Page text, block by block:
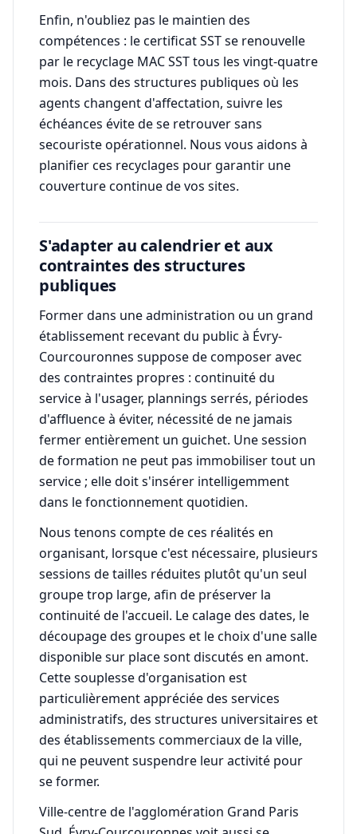
Enfin, n'oubliez pas le maintien des
compétences : le certificat SST se renouvelle
par le recyclage MAC SST tous les vingt-quatre
mois. Dans des structures publiques où les
agents changent d'affectation, suivre les
échéances évite de se retrouver sans
secouriste opérationnel. Nous vous aidons à
planifier ces recyclages pour garantir une
couverture continue de vos sites.
S'adapter au calendrier et aux
contraintes des structures
publiques
Former dans une administration ou un grand
établissement recevant du public à Évry-
Courcouronnes suppose de composer avec
des contraintes propres : continuité du
service à l'usager, plannings serrés, périodes
d'affluence à éviter, nécessité de ne jamais
fermer entièrement un guichet. Une session
de formation ne peut pas immobiliser tout un
service ; elle doit s'insérer intelligemment
dans le fonctionnement quotidien.
Nous tenons compte de ces réalités en
organisant, lorsque c'est nécessaire, plusieurs
sessions de tailles réduites plutôt qu'un seul
groupe trop large, afin de préserver la
continuité de l'accueil. Le calage des dates, le
découpage des groupes et le choix d'une salle
disponible sur place sont discutés en amont.
Cette souplesse d'organisation est
particulièrement appréciée des services
administratifs, des structures universitaires et
des établissements commerciaux de la ville,
qui ne peuvent suspendre leur activité pour
se former.
Ville-centre de l'agglomération Grand Paris